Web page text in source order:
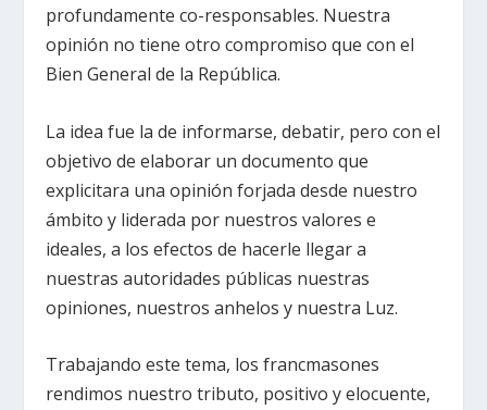
profundamente co-responsables. Nuestra
opinión no tiene otro compromiso que con el
Bien General de la República.
La idea fue la de informarse, debatir, pero con el
objetivo de elaborar un documento que
explicitara una opinión forjada desde nuestro
ámbito y liderada por nuestros valores e
ideales, a los efectos de hacerle llegar a
nuestras autoridades públicas nuestras
opiniones, nuestros anhelos y nuestra Luz.
Trabajando este tema, los francmasones
rendimos nuestro tributo, positivo y elocuente,